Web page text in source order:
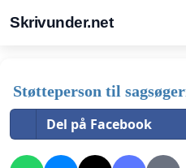
Skrivunder.net
Støtteperson til
Del på Facebook